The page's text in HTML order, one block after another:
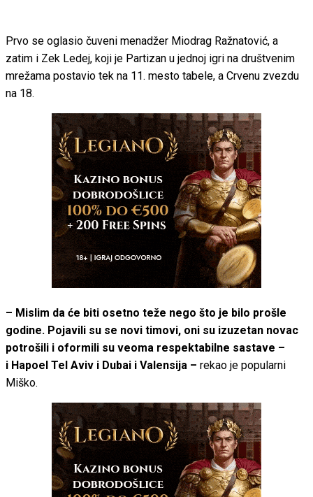
Prvo se oglasio čuveni menadžer Miodrag Ražnatović, a
zatim i Zek Ledej, koji je Partizan u jednoj igri na društvenim
mrežama postavio tek na 11. mesto tabele, a Crvenu zvezdu
na 18.
– Mislim da će biti osetno teže nego što je bilo prošle
godine. Pojavili su se novi timovi, oni su izuzetan novac
potrošili i oformili su veoma respektabilne sastave –
i Hapoel Tel Aviv i Dubai i Valensija – rekao je popularni
Miško.